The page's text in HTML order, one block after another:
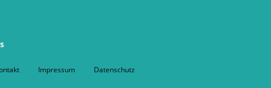
Impressum Datenschutz